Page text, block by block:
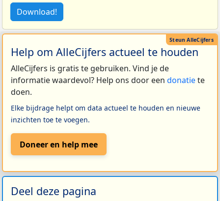
Download!
Help om AlleCijfers actueel te houden
AlleCijfers is gratis te gebruiken. Vind je de
informatie waardevol? Help ons door een donatiete
doen.
Elke bijdrage helpt om data actueel te houden en nieuwe
inzichten toe te voegen.
Doneer en help mee
Deel deze pagina